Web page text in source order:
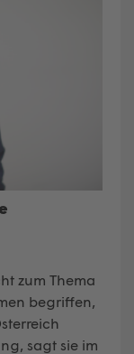
zum Thema
begriffen,
sagt sie im